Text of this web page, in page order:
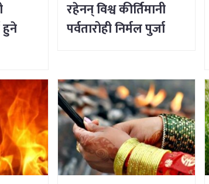
हुने
रहेनन् विश्व कीर्तिमानी
पर्वतारोही निर्मल पुर्जा